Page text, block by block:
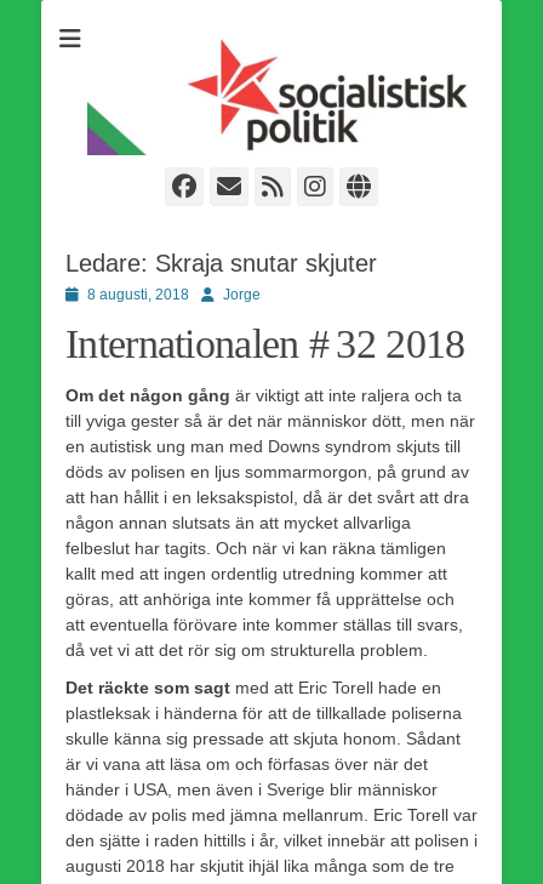
världsomfattande socialistiska Fjärde Internationalen och en viktig
tillgång i kampen för en socialistisk framtid!
Facebook
E-
Webbflöde
Instagram
Webbplats
Ledare: Skraja snutar skjuter
Publicerad
8 augusti, 2018 Författare
Jorge
Internationalen # 32 2018
Om det någon gång är viktigt att inte raljera och ta
till yviga gester så är det när människor dött, men när
en autistisk ung man med Downs syndrom skjuts till
döds av polisen en ljus sommarmorgon, på grund av
att han hållit i en leksakspistol, då är det svårt att dra
någon annan slutsats än att mycket allvarliga
felbeslut har tagits. Och när vi kan räkna tämligen
kallt med att ingen ordentlig utredning kommer att
göras, att anhöriga inte kommer få upprättelse och
att eventuella förövare inte kommer ställas till svars,
då vet vi att det rör sig om strukturella problem.
Det räckte som sagt med att Eric Torell hade en
plastleksak i händerna för att de tillkallade poliserna
skulle känna sig pressade att skjuta honom. Sådant
är vi vana att läsa om och förfasas över när det
händer i USA, men även i Sverige blir människor
dödade av polis med jämna mellanrum. Eric Torell var
den sjätte i raden hittills i år, vilket innebär att polisen i
augusti 2018 har skjutit ihjäl lika många som de tre